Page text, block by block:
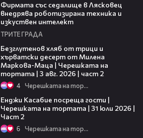
Фирмата със седалище в Лясковец
внедрява роботизирана техника и
изкуствен интелект
ТРИТЕ ГРАДА
Безглутенов хляб от трици и
хърватски десерт от Милена
Маркова-Маца | Черешката на
тортата | 3 авг. 2026 | част 2
4 Черешката на тортата
Енджи Касабие посреща гости |
Черешката на тортата | 31 юли 2026 |
Част 2
6 Черешката на тортата